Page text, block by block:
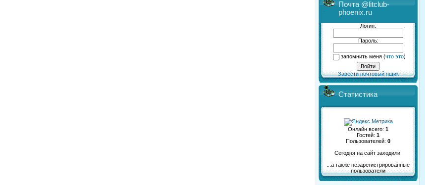
Почта @litclub-
phoenix.ru
Логин:
Пароль:
запомнить меня(что это)
Завести почтовый ящик
Статистика
Онлайн всего: 1
Гостей: 1
Пользователей: 0
Сегодня на сайт заходили:
...а также незарегистрированные
пользователи